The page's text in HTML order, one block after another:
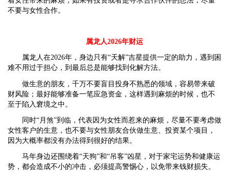
不要与女性合作。
属龙人2026年财运
属龙人在2026年，身边只有“天解”吉星提供一定的助力，遇到困
难不用过于担心，到最后总是能够找到化解方法。
做生意的朋友，千万不要盲目投身不熟悉的领域，容易带来破
财风险；最好能够准备一笔应急资金，这样遇到麻烦的时候，也不
至于陷入窘境之中。
同时“月煞”到临，代表因为女性而惹来的麻烦，尽量不要考虑做
女性客户的生意，也不要与女性朋友合伙做生意、投资某个项目，
因为大概率都没有办法得到很好的结果。
马年身边还围绕着“天狗”和“吊客”凶星，对于家宅运势和健康运
势，都会造成不小的冲击，必须提高警惕心，以免带来钱财损失。